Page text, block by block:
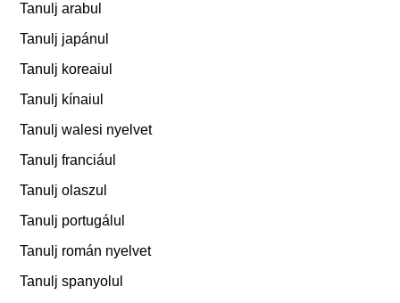
Tanulj arabul
Tanulj japánul
Tanulj koreaiul
Tanulj kínaiul
Tanulj walesi nyelvet
Tanulj franciául
Tanulj olaszul
Tanulj portugálul
Tanulj román nyelvet
Tanulj spanyolul